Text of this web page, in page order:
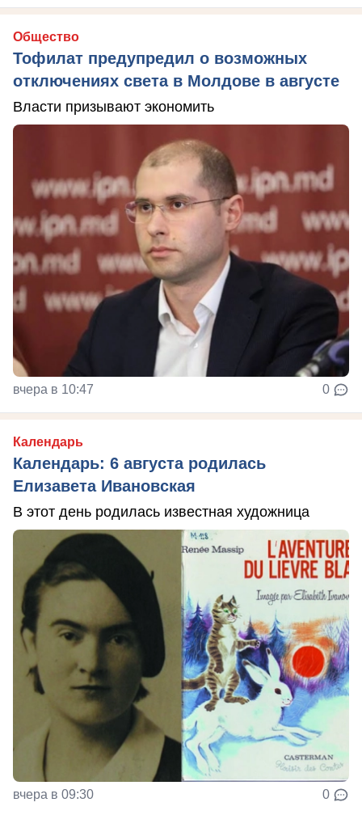
Общество
Тофилат предупредил о возможных
отключениях света в Молдове в августе
Власти призывают экономить
вчера в 10:47 0
Календарь
Календарь: 6 августа родилась
Елизавета Ивановская
В этот день родилась известная художница
вчера в 09:30 0